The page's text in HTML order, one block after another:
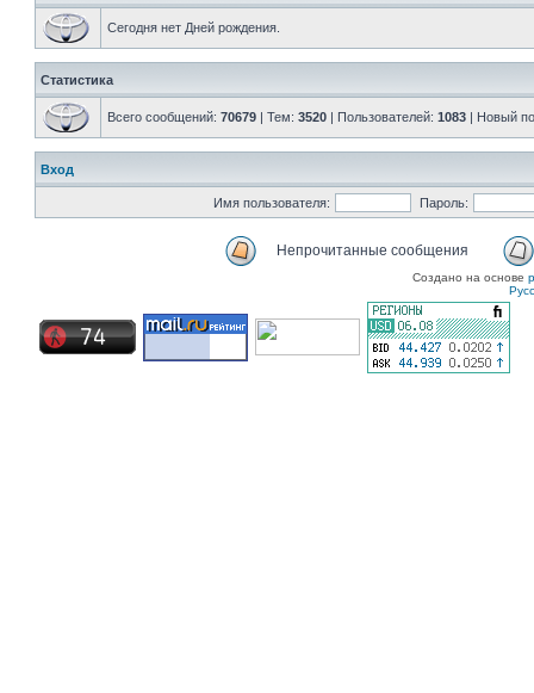
Сегодня нет Дней рождения.
Статистика
Всего сообщений: 70679 | Тем: 3520 | Пользователей: 1083 | Новый
Вход
Имя пользователя: Пароль:
Непрочитанные сообщения
Создано на основе